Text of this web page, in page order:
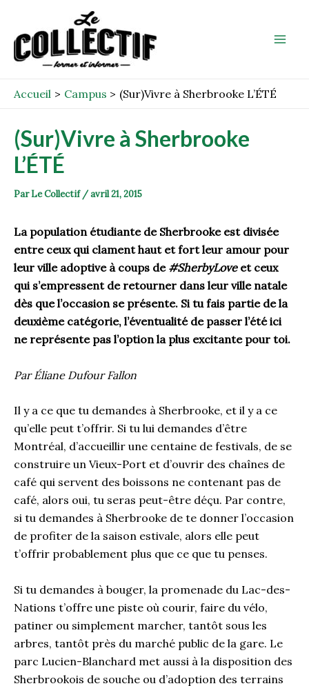
contenu
Accueil Campus (Sur)Vivre à Sherbrooke L’ÉTÉ
(Sur)Vivre à Sherbrooke
L’ÉTÉ
ParLe Collectif /avril 21, 2015
La population étudiante de Sherbrooke est divisée
entre ceux qui clament haut et fort leur amour pour
leur ville adoptive à coups de #SherbyLoveet ceux
qui s’empressent de retourner dans leur ville natale
dès que l’occasion se présente. Si tu fais partie de la
deuxième catégorie, l’éventualité de passer l’été ici
ne représente pas l’option la plus excitante pour toi.
Par Éliane Dufour Fallon
Il y a ce que tu demandes à Sherbrooke, et il y a ce
qu’elle peut t’offrir. Si tu lui demandes d’être
Montréal, d’accueillir une centaine de festivals, de se
construire un Vieux-Port et d’ouvrir des chaînes de
café qui servent des boissons ne contenant pas de
café, alors oui, tu seras peut-être déçu. Par contre,
si tu demandes à Sherbrooke de te donner l’occasion
de profiter de la saison estivale, alors elle peut
t’offrir probablement plus que ce que tu penses.
Si tu demandes à bouger, la promenade du Lac-des-
Nations t’offre une piste où courir, faire du vélo,
patiner ou simplement marcher, tantôt sous les
arbres, tantôt près du marché public de la gare. Le
parc Lucien-Blanchard met aussi à la disposition des
Sherbrookois de souche ou d’adoption des terrains
navigation